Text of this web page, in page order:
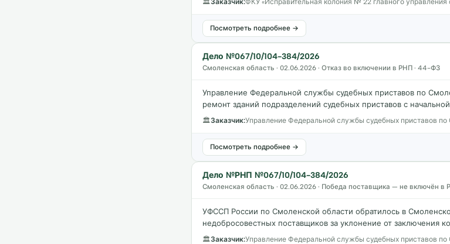
Посмотреть подробнее →
Дело №067/10/104-384/2026
Смоленская область · 02.06.2026 · Отказ во включении в РНП · 44-ФЗ
Управление Федеральной службы судебных приставов по
ремонт зданий подразделений судебных приставов с
🏛 Заказчик:Управление Федеральной службы судебных приставов по
Посмотреть подробнее →
Дело №РНП №067/10/104-384/2026
Смоленская область · 02.06.2026 · Победа поставщика — не включён
УФССП России по Смоленской области обратилось в
недобросовестных поставщиков за уклонение от заключения
🏛 Заказчик:Управление Федеральной службы судебных приставов по